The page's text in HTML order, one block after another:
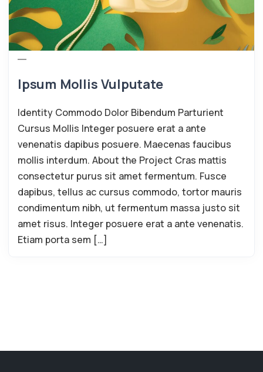
Ipsum Mollis Vulputate
Identity Commodo Dolor Bibendum Parturient
Cursus Mollis Integer posuere erat a ante
venenatis dapibus posuere. Maecenas faucibus
mollis interdum. About the Project Cras mattis
consectetur purus sit amet fermentum. Fusce
dapibus, tellus ac cursus commodo, tortor mauris
condimentum nibh, ut fermentum massa justo sit
amet risus. Integer posuere erat a ante venenatis.
Etiam porta sem […]